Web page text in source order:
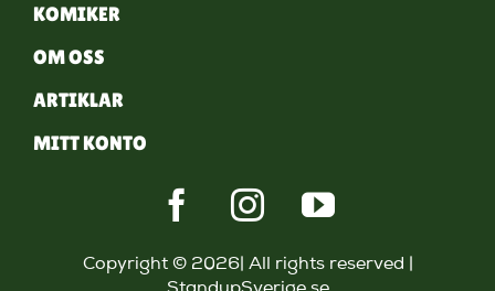
KOMIKER
OM OSS
ARTIKLAR
MITT KONTO
Copyright © 2026| All rights reserved |